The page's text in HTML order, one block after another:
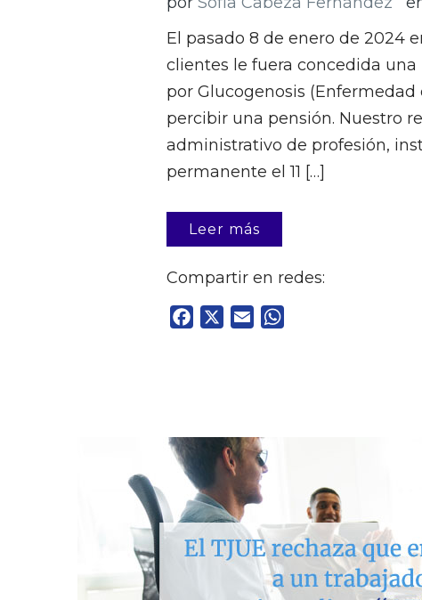
El pasado 8 de enero de 2024
clientes le fuera concedida
por Glucogenosis
percibir una pensión. Nuestro
administrativo de profesión,
permanente el 11 […]
Leer más
Compartir en redes:
Facebook Email